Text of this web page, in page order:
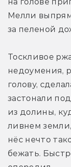
Мелли
за пеленой
Тоскливое
недоумения,
голову,
застонали
из долины,
ливнем
нёс нечто
бежать.